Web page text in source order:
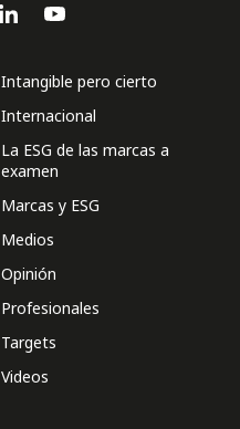
Intangible pero cierto
Internacional
La ESG de las marcas a
examen
Marcas y ESG
Medios
Opinión
Profesionales
Targets
Videos